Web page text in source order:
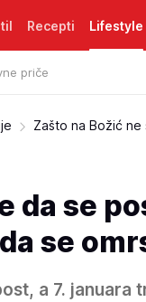
Recepti Lifestyle
priče
Zašto na Božić ne
da se
se
a 7. januara